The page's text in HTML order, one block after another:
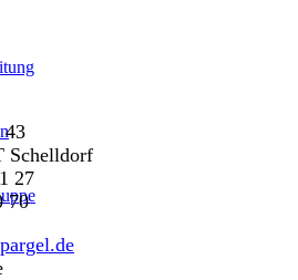
43
Schelldorf
27
70